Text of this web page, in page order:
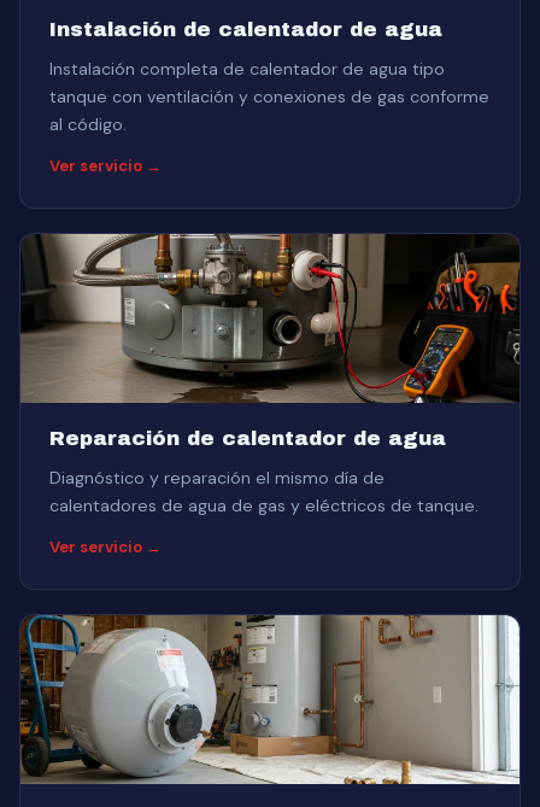
Instalación de calentador de agua
Instalación completa de calentador de agua tipo
tanque con ventilación y conexiones de gas conforme
al código.
Ver servicio →
Reparación de calentador de agua
Diagnóstico y reparación el mismo día de
calentadores de agua de gas y eléctricos de tanque.
Ver servicio →